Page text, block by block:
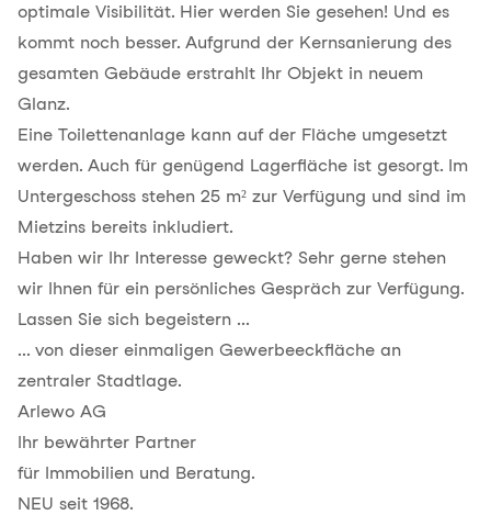
optimale Visibilität. Hier werden Sie gesehen! Und es
kommt noch besser. Aufgrund der Kernsanierung des
gesamten Gebäude erstrahlt Ihr Objekt in neuem
Glanz.
Eine Toilettenanlage kann auf der Fläche umgesetzt
werden. Auch für genügend Lagerfläche ist gesorgt. Im
Untergeschoss stehen 25 m² zur Verfügung und sind im
Mietzins bereits inkludiert.
Haben wir Ihr Interesse geweckt? Sehr gerne stehen
wir Ihnen für ein persönliches Gespräch zur Verfügung.
Lassen Sie sich begeistern ...
... von dieser einmaligen Gewerbeeckfläche an
zentraler Stadtlage.
Arlewo AG
Ihr bewährter Partner
für Immobilien und Beratung.
NEU seit 1968.